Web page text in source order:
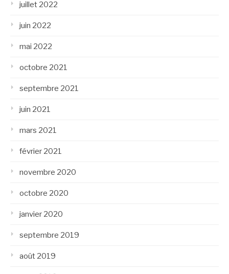
juillet 2022
juin 2022
mai 2022
octobre 2021
septembre 2021
juin 2021
mars 2021
février 2021
novembre 2020
octobre 2020
janvier 2020
septembre 2019
août 2019